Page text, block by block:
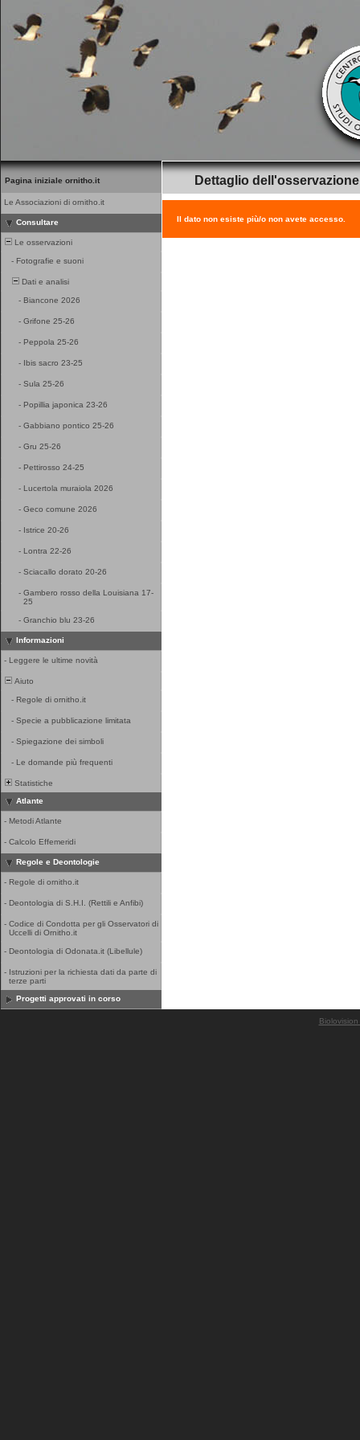
Pagina iniziale ornitho.it
Le Associazioni di ornitho.it
Consultare
Le osservazioni
- Fotografie e suoni
Dati e analisi
- Biancone 2026
- Grifone 25-26
- Peppola 25-26
- Ibis sacro 23-25
- Sula 25-26
- Popillia japonica 23-26
- Gabbiano pontico 25-26
- Gru 25-26
- Pettirosso 24-25
- Lucertola muraiola 2026
- Geco comune 2026
- Istrice 20-26
- Lontra 22-26
- Sciacallo dorato 20-26
- Gambero rosso della Louisiana 17-
25
- Granchio blu 23-26
Informazioni
- Leggere le ultime novità
Aiuto
- Regole di ornitho.it
- Specie a pubblicazione limitata
- Spiegazione dei simboli
- Le domande più frequenti
Statistiche
Atlante
- Metodi Atlante
- Calcolo Effemeridi
Regole e Deontologie
- Regole di ornitho.it
- Deontologia di S.H.I. (Rettili e Anfibi)
- Codice di Condotta per gli Osservatori di
Uccelli di Ornitho.it
- Deontologia di Odonata.it (Libellule)
- Istruzioni per la richiesta dati da parte di
terze parti
Progetti approvati in corso
Dettaglio dell'osservazione
Il dato non esiste più/o non avete accesso.
Biolovision